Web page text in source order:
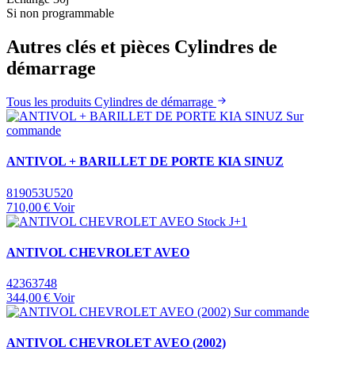
Si non programmable
Autres clés et pièces Cylindres de
démarrage
Tous les produits Cylindres de démarrage
Sur
commande
ANTIVOL + BARILLET DE PORTE KIA SINUZ
819053U520
710,00 € Voir
Stock J+1
ANTIVOL CHEVROLET AVEO
42363748
344,00 € Voir
Sur commande
ANTIVOL CHEVROLET AVEO (2002)